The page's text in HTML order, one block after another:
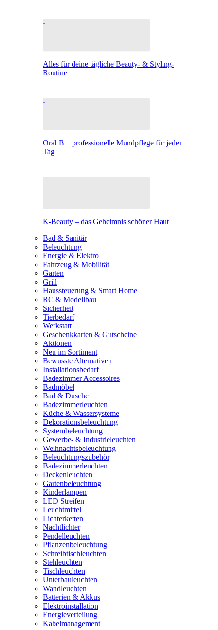
Alles für deine tägliche Beauty- & Styling-
Routine
Oral-B – professionelle Mundpflege für jeden
Tag
K-Beauty – das Geheimnis schöner Haut
Bad & Sanitär
Beleuchtung
Energie & Elektro
Fahrzeug & Mobilität
Garten
Grill
Haussteuerung & Smart Home
RC & Modellbau
Sicherheit
Tierbedarf
Werkstatt
Geschenkkarten & Gutscheine
Aktionen
Neu im Sortiment
Bewusste Alternativen
Installationsbedarf
Badezimmer Accessoires
Badmöbel
Bad & Dusche
Badezimmerleuchten
Küche & Wassersysteme
Dekorationsbeleuchtung
Systembeleuchtung
Gewerbe- & Industrieleuchten
Weihnachtsbeleuchtung
Beleuchtungszubehör
Badezimmerleuchten
Deckenleuchten
Gartenbeleuchtung
Kinderlampen
LED Streifen
Leuchtmittel
Lichterketten
Nachtlichter
Pendelleuchten
Pflanzenbeleuchtung
Schreibtischleuchten
Stehleuchten
Tischleuchten
Unterbauleuchten
Wandleuchten
Batterien & Akkus
Elektroinstallation
Energieverteilung
Kabelmanagement